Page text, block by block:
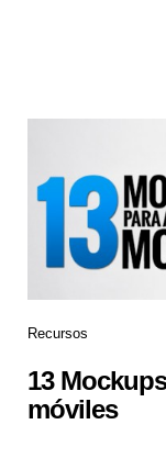
Recursos
13
móviles